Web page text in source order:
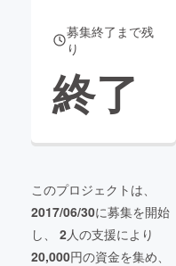
募集終了まで残
り
終了
このプロジェクトは、
2017/06/30に募集を開始
し、 2人の支援により
20,000円の資金を集め、